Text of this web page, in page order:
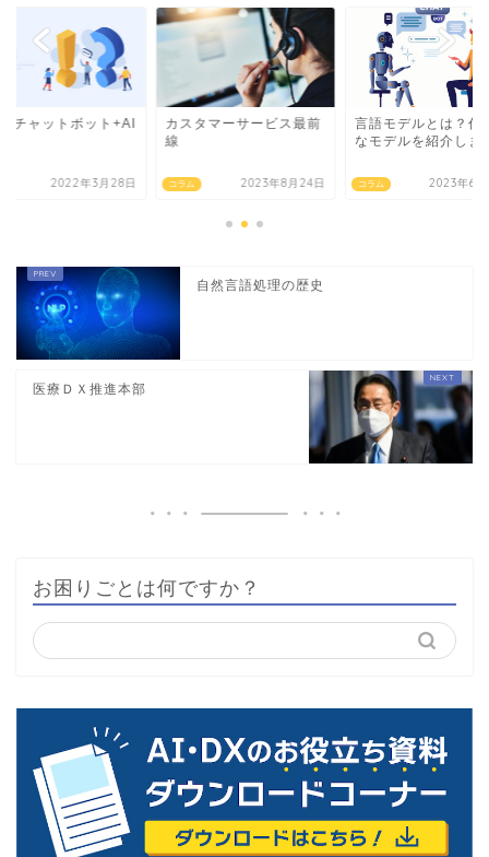
チャットボット+AI
2022年3月28日 コラム
カスタマーサービス最前
線
2023年8月24日 コラム
言語モデルとは？代
なモデルを紹介しま
2023年6
自然言語処理の歴史
医療ＤＸ推進本部
お困りごとは何ですか？